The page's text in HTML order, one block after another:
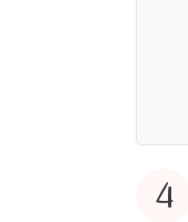
4